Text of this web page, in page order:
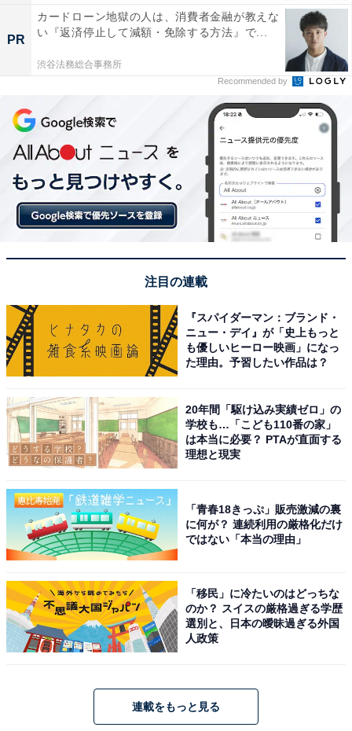
PR
カードローン地獄の人は、消費者金融が教えな
い『返済停止して減額・免除する方法』で...
渋谷法務総合事務所
Recommended by
注目の連載
『スパイダーマン：ブランド・
ニュー・デイ』が「史上もっと
も優しいヒーロー映画」になっ
た理由。予習したい作品は？
20年間「駆け込み実績ゼロ」の
学校も…「こども110番の家」
は本当に必要？ PTAが直面する
理想と現実
「青春18きっぷ」販売激減の裏
に何が？ 連続利用の厳格化だけ
ではない「本当の理由」
「移民」に冷たいのはどっちな
のか？ スイスの厳格過ぎる学歴
選別と、日本の曖昧過ぎる外国
人政策
連載をもっと見る